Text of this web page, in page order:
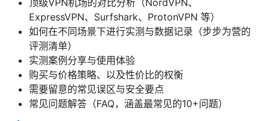
顶级VPN机场的对比分析（NordVPN、
ExpressVPN、Surfshark、ProtonVPN 等）
如何在不同场景下进行实测与数据记录（步步为营的
评测清单）
实测案例分享与使用体验
购买与价格策略、以及性价比的权衡
需要留意的常见误区与安全要点
常见问题解答（FAQ，涵盖最常见的10+问题）